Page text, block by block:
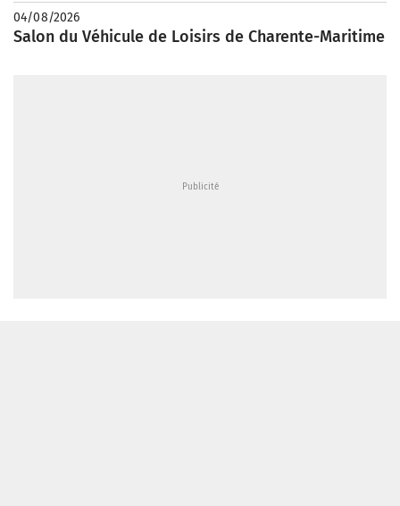
04/08/2026
Salon du Véhicule de Loisirs de Charente-Maritime